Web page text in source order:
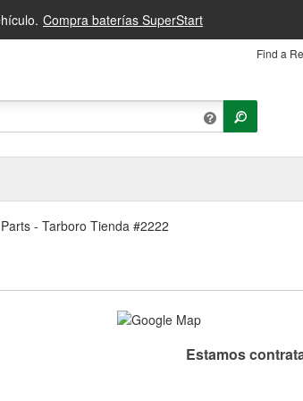
Compra baterías SuperStart
Find a
- Tarboro Tienda #2222
Estamos